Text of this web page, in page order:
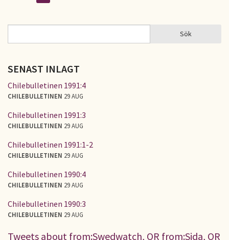
Sidor
SÖKFORMULÄR Sök
SENAST INLAGT
Chilebulletinen 1991:4
CHILEBULLETINEN 29 AUG
Chilebulletinen 1991:3
CHILEBULLETINEN 29 AUG
Chilebulletinen 1991:1-2
CHILEBULLETINEN 29 AUG
Chilebulletinen 1990:4
CHILEBULLETINEN 29 AUG
Chilebulletinen 1990:3
CHILEBULLETINEN 29 AUG
Tweets about from:Swedwatch, OR from:Sida, OR